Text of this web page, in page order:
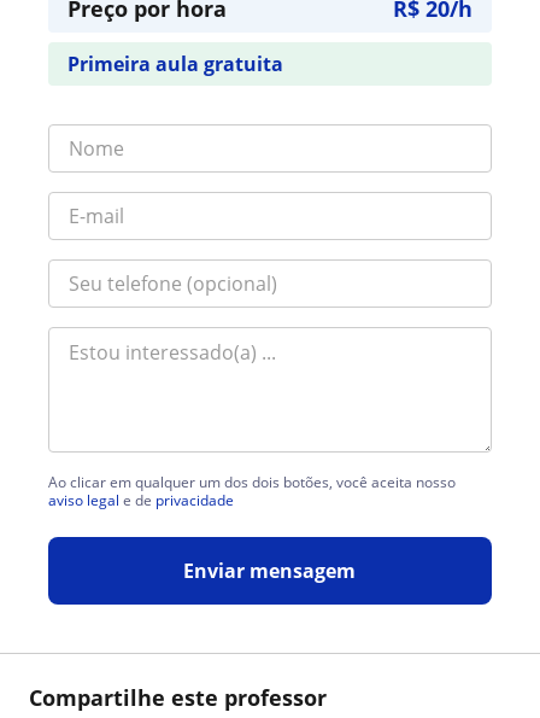
Compartilhe este professor
Preço por hora R$ 20/h
Primeira aula gratuita
Ao clicar em qualquer um dos dois botões, você aceita nosso
aviso legal e de privacidade
Enviar mensagem